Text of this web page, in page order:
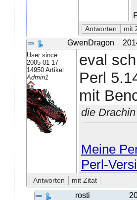
GwenDragon
User since
2005-01-17
14950 Artikel
Admin1
eval
Perl
mit
die
Meine
Perl-
rosti